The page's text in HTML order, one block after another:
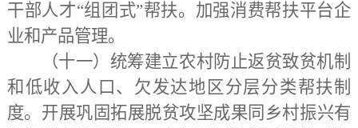
干部人才“组团式”帮扶。加强消费帮扶平台企
业和产品管理。
（十一）统筹建立农村防止返贫致贫机制
和低收入人口、欠发达地区分层分类帮扶制
度。 开展巩固拓展脱贫攻坚成果同乡村振兴有